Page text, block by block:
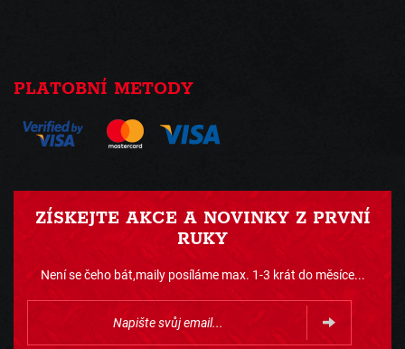
PLATOBNÍ METODY
ZÍSKEJTE AKCE A NOVINKY Z PRVNÍ
RUKY
Není se čeho bát,maily posíláme max. 1-3 krát do měsíce...